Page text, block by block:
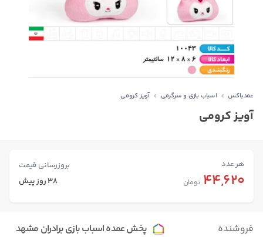
عمدباکس اسباب بازی و سرگرمی آویز کرومی
آویز کرومی
هر عدد بروزرسانی قیمت
44,620 تومان 38 روز پیش
فروشنده پخش عمده اسباب بازی برادران مشهد